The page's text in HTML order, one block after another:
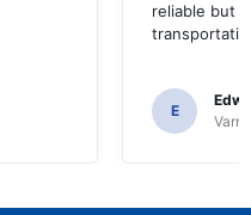
reliable but
E